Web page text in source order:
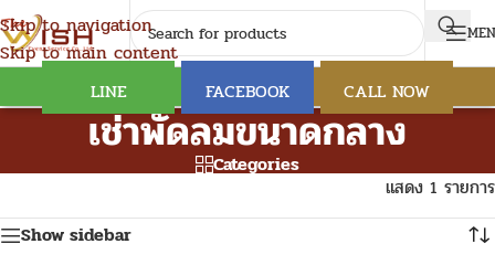
Skip to navigation
Skip to main content
LINE FACEBOOK CALL NOW
เช่าพัดลมขนาดกลาง
Categories
แสดง 1 รายการ
Show sidebar